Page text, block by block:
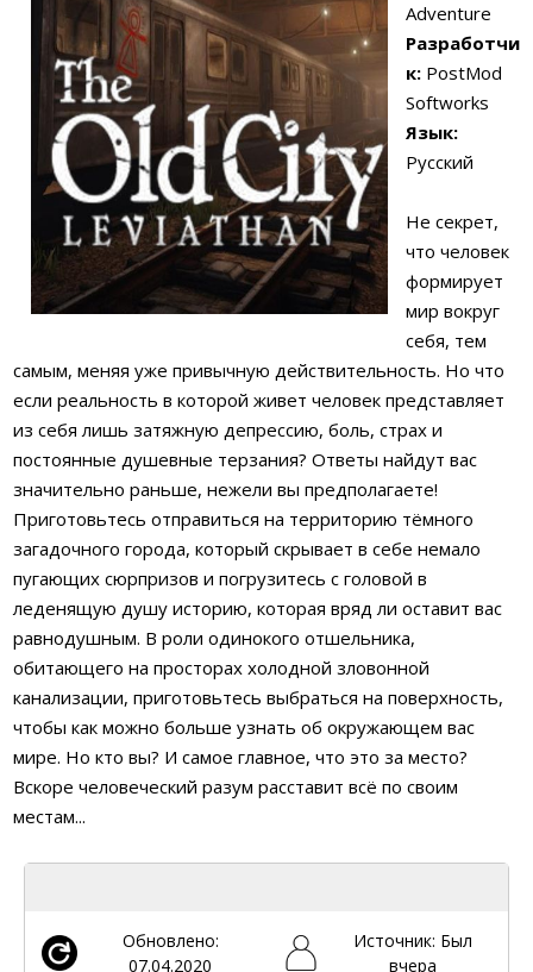
Adventure
Разработчи
к: PostMod
Softworks
Язык:
Русский
Не секрет,
что человек
формирует
мир вокруг
себя, тем
самым, меняя уже привычную действительность. Но что
если реальность в которой живет человек представляет
из себя лишь затяжную депрессию, боль, страх и
постоянные душевные терзания? Ответы найдут вас
значительно раньше, нежели вы предполагаете!
Приготовьтесь отправиться на территорию тёмного
загадочного города, который скрывает в себе немало
пугающих сюрпризов и погрузитесь с головой в
леденящую душу историю, которая вряд ли оставит вас
равнодушным. В роли одинокого отшельника,
обитающего на просторах холодной зловонной
канализации, приготовьтесь выбраться на поверхность,
чтобы как можно больше узнать об окружающем вас
мире. Но кто вы? И самое главное, что это за место?
Вскоре человеческий разум расставит всё по своим
местам...
Обновлено:
07.04.2020
Источник: Был
вчера